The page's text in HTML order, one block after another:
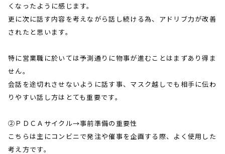
くなったように感じます。
更に次に話す内容を考えながら話し続ける為、アドリブ力が改善
されたと思います。
特に営業職に於いては予測通りに物事が進むことはまずあり得ま
せん。
会話を途切れさせないように話す事、マスク越しでも相手に伝わ
りやすい話し方はとても重要です。
②ＰＤＣＡサイクル→事前準備の重要性
こちらは主にコンビニで発注や催事を企画する際、よく使用した
考え方です。